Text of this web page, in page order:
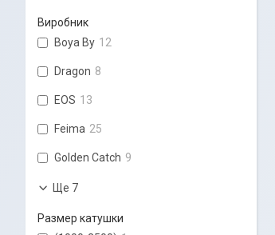
Виробник
Boya By 12
Dragon 8
EOS 13
Feima 25
Golden Catch 9
Ще 7
Размер катушки